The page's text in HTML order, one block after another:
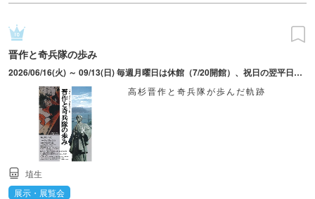
晋作と奇兵隊の歩み
2026/06/16(火) ～ 09/13(日) 毎週月曜日は休館（7/20開館）、祝日の翌平日は休館
高杉晋作と奇兵隊が歩んだ軌跡
埴生
展示・展覧会